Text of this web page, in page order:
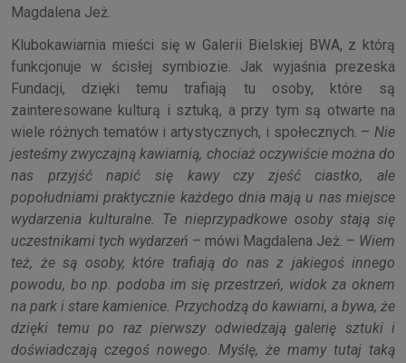
Magdalena Jeż.
Klubokawiarnia mieści się w Galerii Bielskiej BWA, z którą
funkcjonuje w ścisłej symbiozie. Jak wyjaśnia prezeska
Fundacji, dzięki temu trafiają tu osoby, które są
zainteresowane kulturą i sztuką, a przy tym są otwarte na
wiele różnych tematów i artystycznych, i społecznych. – Nie
jesteśmy zwyczajną kawiarnią, chociaż oczywiście można do
nas przyjść napić się kawy czy zjeść ciastko, ale
popołudniami praktycznie każdego dnia mają u nas miejsce
wydarzenia kulturalne. Te nieprzypadkowe osoby stają się
uczestnikami tych wydarzeń – mówi Magdalena Jeż. – Wiem
też, że są osoby, które trafiają do nas z jakiegoś innego
powodu, bo np. podoba im się przestrzeń, widok za oknem
na park i stare kamienice. Przychodzą do kawiarni, a bywa, że
dzięki temu po raz pierwszy odwiedzają galerię sztuki i
doświadczają czegoś nowego. Myślę, że mamy tutaj taką